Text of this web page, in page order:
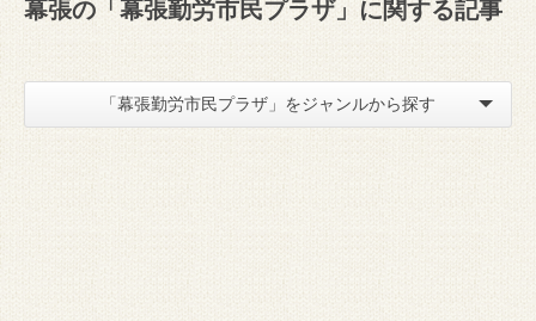
幕張の「幕張勤労市民プラザ」に関する記事
「幕張勤労市民プラザ」をジャンルから探す